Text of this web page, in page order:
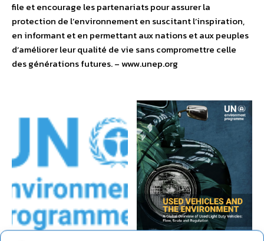
file et encourage les partenariats pour assurer la
protection de l’environnement en suscitant l’inspiration,
en informant et en permettant aux nations et aux peuples
d’améliorer leur qualité de vie sans compromettre celle
des générations futures. – www.unep.org